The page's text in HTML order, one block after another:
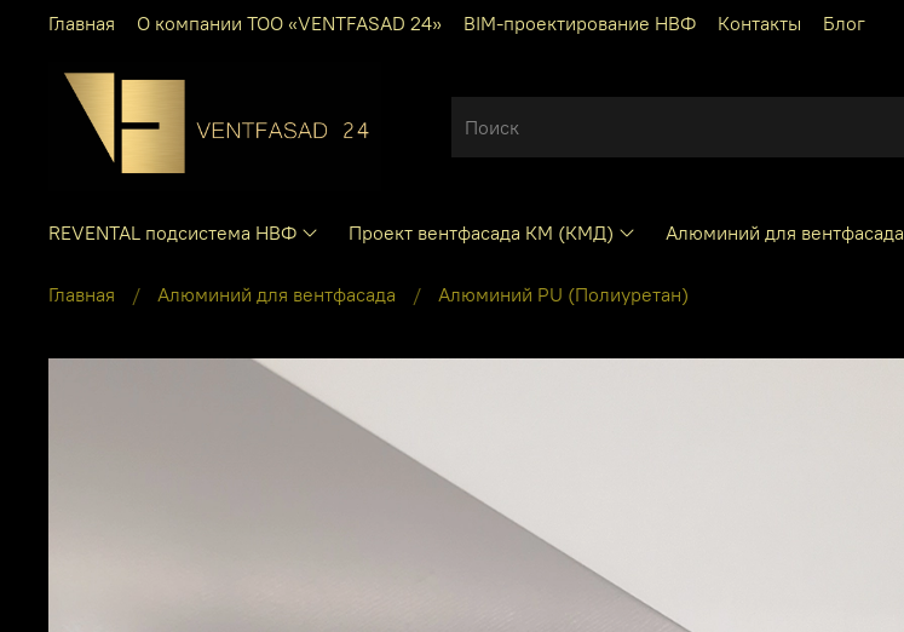
Главная О компании ТОО «VENTFASAD 24» BIM-проектирование НВФ Контакты Блог
REVENTAL подсистема НВФ Проект вентфасада КМ (КМД) Алюминий для вентфасада
Главная Алюминий для вентфасада Алюминий PU (Полиуретан)